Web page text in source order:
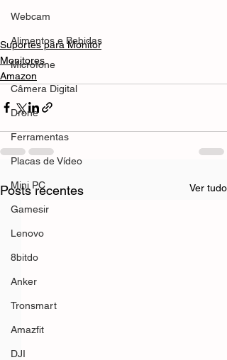
Webcam
Alimentos e Bebidas
Microfone
Câmera Digital
Drone
Ferramentas
Placas de Vídeo
Mini PC
Gamesir
Lenovo
8bitdo
Anker
Tronsmart
Amazfit
DJI
Suportes para Monitor
Monitores
Amazon
Posts recentes Ver tudo